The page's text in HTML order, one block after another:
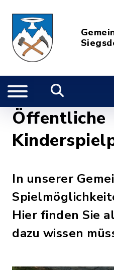
Öffentliche
In unserer
Hier finden Sie
dazu wissen